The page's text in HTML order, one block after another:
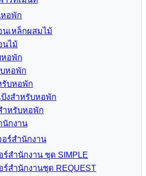
อพัก
เหล็กผสมไม้
นไม้
หอพัก
หอพัก
รับหอพัก
งสำหรับหอพัก
ำหรับหอพัก
นักงาน
อร์สำนักงาน
ร์สำนักงาน ชุด SIMPLE
ร์สำนักงานชุด REQUEST